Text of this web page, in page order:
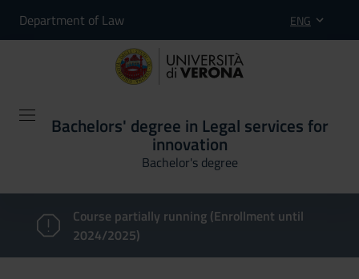
Department of Law ENG
Bachelors' degree in Legal services for
innovation
Bachelor's degree
Course partially running (Enrollment until
2024/2025)